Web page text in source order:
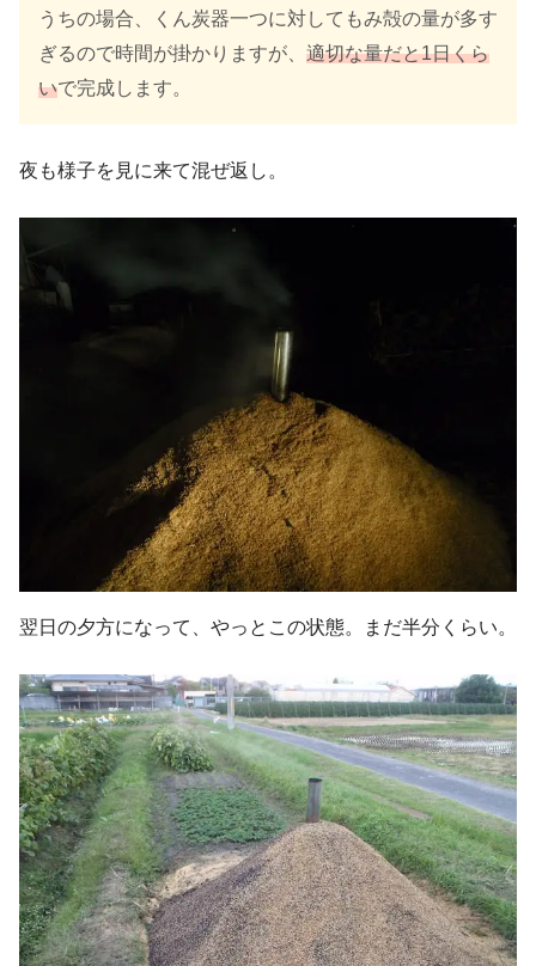
うちの場合、くん炭器一つに対してもみ殻の量が多す
ぎるので時間が掛かりますが、 適切な量だと1日くら
いで完成します。
夜も様子を見に来て混ぜ返し。
翌日の夕方になって、やっとこの状態。まだ半分くらい。